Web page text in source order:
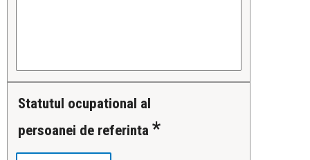
Statutul ocupational al
persoanei de referinta